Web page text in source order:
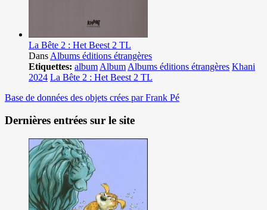
La Bête 2 : Het Beest 2 TL
Dans Albums éditions étrangères
Etiquettes: album Album Albums éditions étrangères Khani
2024 La Bête 2 : Het Beest 2 TL
Base de données des objets crées par Frank Pé
Dernières entrées sur le site